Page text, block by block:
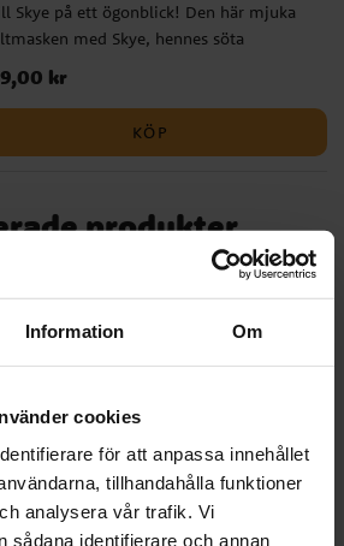
Information Om
cookies
för att anpassa innehållet
tillhandahålla funktioner
analysera vår trafik. Vi
sådana identifierare och annan
Skye på ett ögonblick! Den här mjuka
med Skye, hennes söta
hundöron och rosa pilotglasögon gör leken
extra rolig, både på barnkalaset, maskerad
på vardagsrumsgolvet. ✔️ Storlek: One
licensierad produkt
:59,00 kr
kr
KÖP
produkter